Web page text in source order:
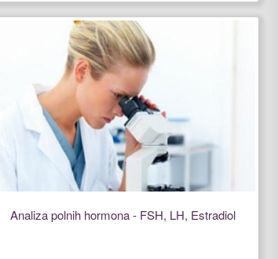
Analiza polnih hormona - FSH, LH, Estradiol